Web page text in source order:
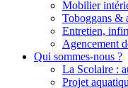
Mobilier
Toboggans &
Entretien,
Agencement
Qui sommes-nous ?
La Scolaire :
Projet